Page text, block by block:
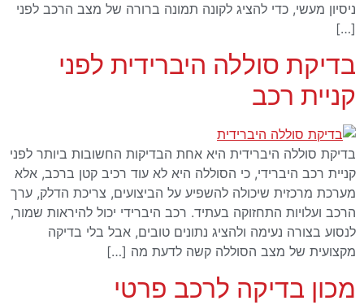
ניסיון מעשי, כדי להציג לקונה תמונה ברורה של מצב הרכב לפני
[…]
בדיקת סוללה היברידית לפני
קניית רכב
בדיקת סוללה היברידית היא אחת הבדיקות החשובות ביותר לפני
קניית רכב היברידי, כי הסוללה היא לא עוד רכיב קטן ברכב, אלא
מערכת מרכזית שיכולה להשפיע על הביצועים, צריכת הדלק, ערך
הרכב ועלויות התחזוקה בעתיד. רכב היברידי יכול להיראות שמור,
לנסוע בצורה נעימה ולהציג נתונים טובים, אבל בלי בדיקה
מקצועית של מצב הסוללה קשה לדעת מה […]
מכון בדיקה לרכב פרטי